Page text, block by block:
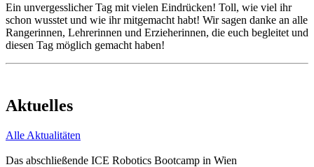
Ein unvergesslicher Tag mit vielen Eindrücken! Toll, wie viel ihr
schon wusstet und wie ihr mitgemacht habt! Wir sagen danke an alle
Rangerinnen, Lehrerinnen und Erzieherinnen, die euch begleitet und
diesen Tag möglich gemacht haben!
Aktuelles
Alle Aktualitäten
Das abschließende ICE Robotics Bootcamp in Wien